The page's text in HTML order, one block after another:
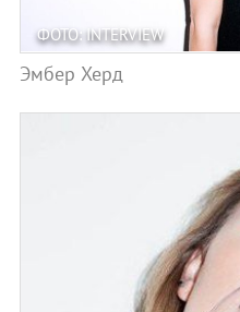
ФОТО: INTERVIEW
Эмбер Херд